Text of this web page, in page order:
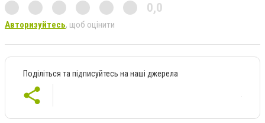
0,0
Авторизуйтесь, щоб оцінити
Поділіться та підписуйтесь на наші джерела